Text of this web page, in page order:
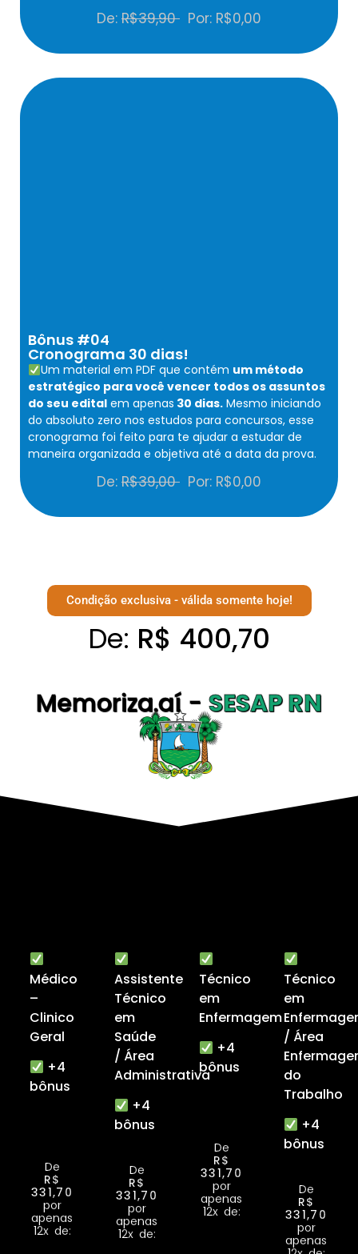
De: R$39,90 Por: R$0,00
Bônus #04
Cronograma 30 dias!
Um material em PDF que contém um método
estratégico para você vencer todos os assuntos
do seu edital em apenas 30 dias. Mesmo iniciando
do absoluto zero nos estudos para concursos, esse
cronograma foi feito para te ajudar a estudar de
maneira organizada e objetiva até a data da prova.
De: R$39,00 Por: R$0,00
Condição exclusiva - válida somente hoje!
De: R$ 400,70
Memoriza.aí -SESAP RN
Médico
–
Clinico
Geral
+4
bônus
De
R$
331,70
por
apenas
12x de:
Assistente
Técnico
em
Saúde
/ Área
Administrativa
+4
bônus
De
R$
331,70
por
apenas
12x de:
Técnico
em
Enfermagem
+4
bônus
De
R$
331,70
por
apenas
12x de:
Técnico
em
/ Área
do
Trabalho
+4
bônus
De
R$
331,70
por
apenas